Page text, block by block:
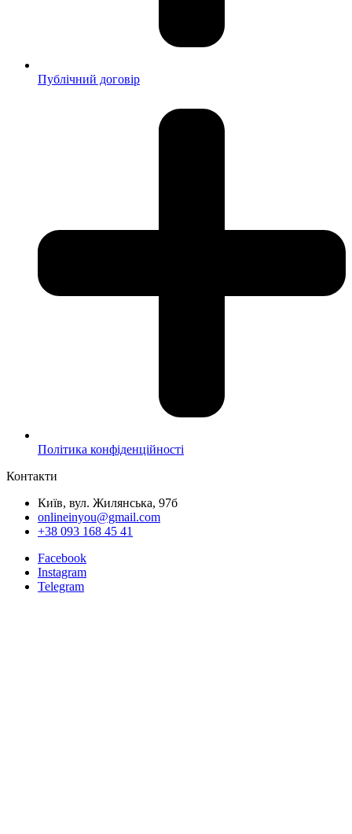
Публічний договір
Політика конфіденційності
Контакти
Київ, вул. Жилянська, 97б
onlineinyou@gmail.com
+38 093 168 45 41
Facebook
Instagram
Telegram